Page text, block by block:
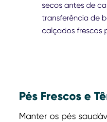
secos antes de
transferência de
calçados frescos
Pés Frescos e
Manter os pés